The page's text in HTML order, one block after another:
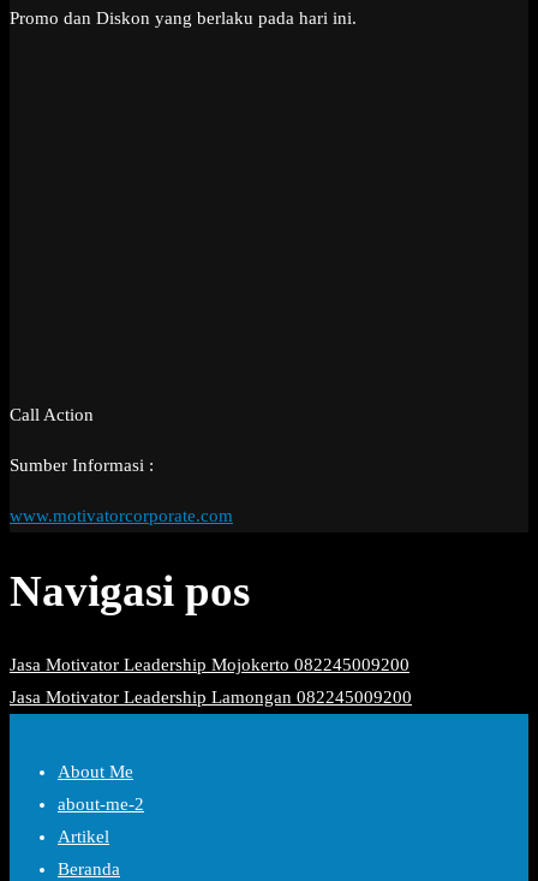
Promo dan Diskon yang berlaku pada hari ini.
Call Action
Sumber Informasi :
www.motivatorcorporate.com
Navigasi pos
Jasa Motivator Leadership Mojokerto 082245009200
Jasa Motivator Leadership Lamongan 082245009200
About Me
about-me-2
Artikel
Beranda